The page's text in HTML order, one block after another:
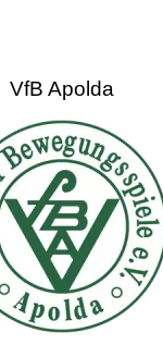
VfB Apolda